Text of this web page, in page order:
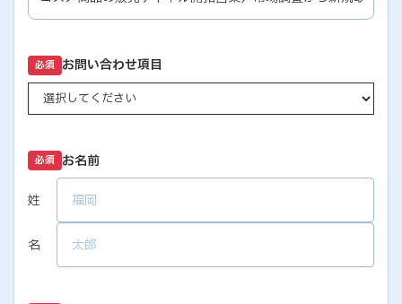
必須 お問い合わせ項目
必須 お名前
姓
名